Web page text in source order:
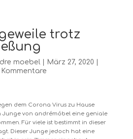
trotz
moebel| März 27, 2020
Kommentare
dem Corona Virus zu Hause
Junge von andrémóbel eine geniale
Für viele ist bestimmt in dieser
Dieser Junge jedoch hat eine